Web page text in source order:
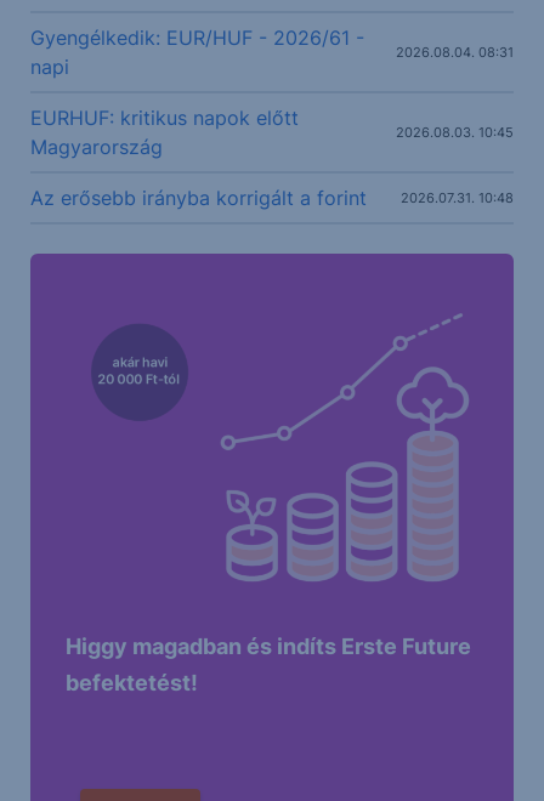
Gyengélkedik: EUR/HUF - 2026/61 -
napi
2026.08.04. 08:31
EURHUF: kritikus napok előtt
Magyarország
2026.08.03. 10:45
Az erősebb irányba korrigált a forint 2026.07.31. 10:48
Higgy magadban és indíts Erste Future
befektetést!